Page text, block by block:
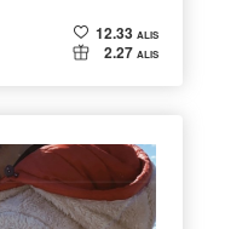
12.33 ALIS
2.27 ALIS